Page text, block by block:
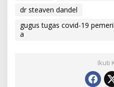
dr steaven dandel
gugus tugas covid-19
a
Ikuti